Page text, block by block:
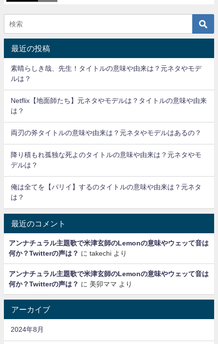
最近の投稿
素晴らしき哉、先生！タイトルの意味や由来は？元ネタやモデ
ルは？
Netflix【地面師たち】元ネタやモデルは？タイトルの意味や由来
は？
両刃の斧タイトルの意味や由来は？元ネタやモデルはあるの？
降り積もれ孤独な死よのタイトルの意味や由来は？元ネタやモ
デルは？
俺は全てを【パリイ】するのタイトルの意味や由来は？元ネタ
は？
最近のコメント
アンナチュラル主題歌で米津玄師のLemonの意味やウェッて音は
何か？Twitterの声は？ に takechi より
アンナチュラル主題歌で米津玄師のLemonの意味やウェッて音は
何か？Twitterの声は？ に 美卯ママ より
アーカイブ
2024年8月